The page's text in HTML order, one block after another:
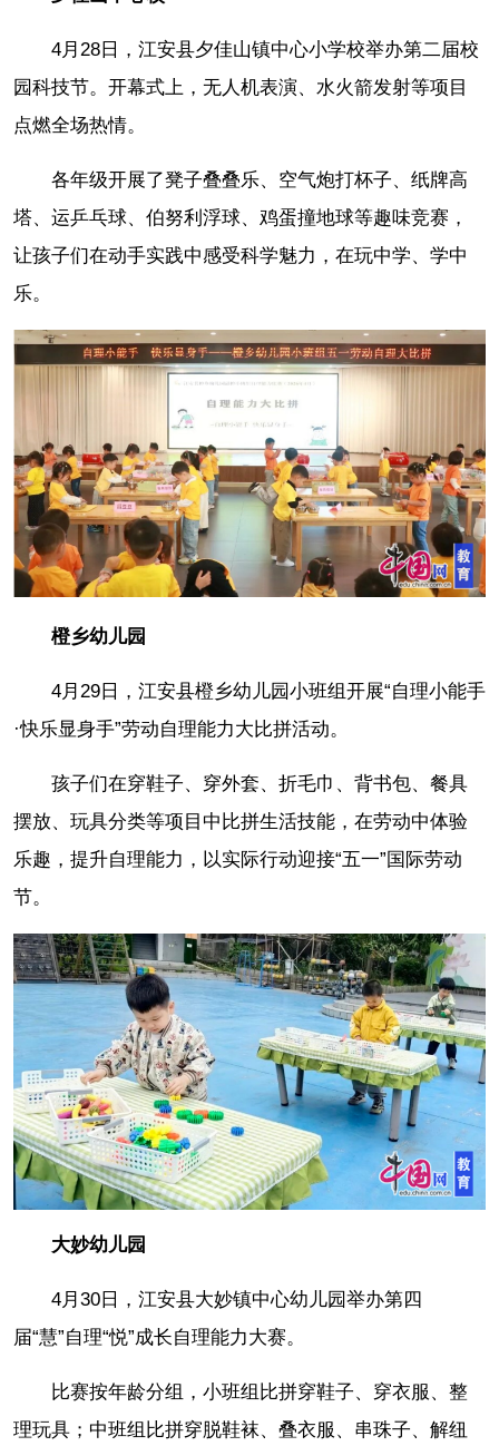
4月28日，江安县夕佳山镇中心小学校举办第二届校
园科技节。开幕式上，无人机表演、水火箭发射等项目
点燃全场热情。
各年级开展了凳子叠叠乐、空气炮打杯子、纸牌高
塔、运乒乓球、伯努利浮球、鸡蛋撞地球等趣味竞赛，
让孩子们在动手实践中感受科学魅力，在玩中学、学中
乐。
橙乡幼儿园
4月29日，江安县橙乡幼儿园小班组开展“自理小能手
·快乐显身手”劳动自理能力大比拼活动。
孩子们在穿鞋子、穿外套、折毛巾、背书包、餐具
摆放、玩具分类等项目中比拼生活技能，在劳动中体验
乐趣，提升自理能力，以实际行动迎接“五一”国际劳动
节。
大妙幼儿园
4月30日，江安县大妙镇中心幼儿园举办第四
届“慧”自理“悦”成长自理能力大赛。
比赛按年龄分组，小班组比拼穿鞋子、穿衣服、整
理玩具；中班组比拼穿脱鞋袜、叠衣服、串珠子、解纽